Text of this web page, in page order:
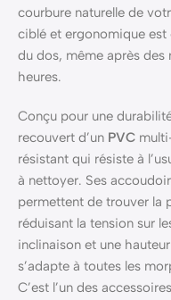
courbure naturelle de
ciblé et ergonomique est
du dos, même après des
heures.
Conçu pour une
recouvert d’un PVC
résistant qui résiste à
à nettoyer. Ses
permettent de trouver la
réduisant la tension sur
inclinaison et une
s’adapte à toutes les
C’est l’un des